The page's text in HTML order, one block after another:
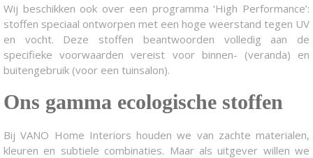
Wij beschikken ook over een programma ‘High Performance’:
stoffen speciaal ontworpen met een hoge weerstand tegen UV
en vocht. Deze stoffen beantwoorden volledig aan de
specifieke voorwaarden vereist voor binnen- (veranda) en
buitengebruik (voor een tuinsalon).
Ons gamma ecologische stoffen
Bij VANO Home Interiors houden we van zachte materialen,
kleuren en subtiele combinaties. Maar als uitgever willen we